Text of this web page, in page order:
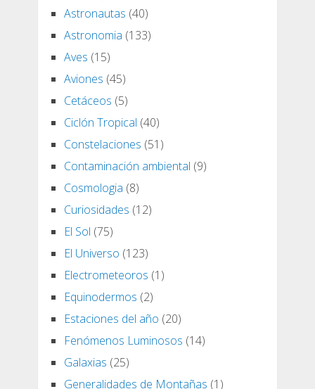
Astronautas (40)
Astronomia (133)
Aves (15)
Aviones (45)
Cetáceos (5)
Ciclón Tropical (40)
Constelaciones (51)
Contaminación ambiental (9)
Cosmologia (8)
Curiosidades (12)
El Sol (75)
El Universo (123)
Electrometeoros (1)
Equinodermos (2)
Estaciones del año (20)
Fenómenos Luminosos (14)
Galaxias (25)
Generalidades de Montañas (1)